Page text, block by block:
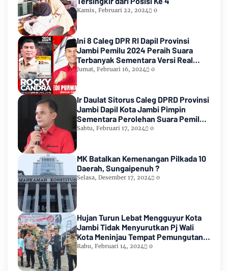
Kamis, Februari 22, 2024 0
Ini 8 Caleg DPR RI Dapil Provinsi
Jambi Pemilu 2024 Peraih Suara
Terbanyak Sementara Versi Real
Count KPU RI
Jumat, Februari 16, 2024 0
Ir Daulat Sitorus Caleg DPRD Provinsi
Jambi Dapil Kota Jambi Pimpin
Sementara Perolehan Suara Pemilu
2024
Sabtu, Februari 17, 2024 0
MK Batalkan Kemenangan Pilkada 10
Daerah, Sungaipenuh ?
Selasa, Desember 17, 2024 0
Hujan Turun Lebat Mengguyur Kota
Jambi Tidak Menyurutkan Pj Wali
Kota Meninjau Tempat Pemungutan
Suara Pemilu 2024
Rabu, Februari 14, 2024 0